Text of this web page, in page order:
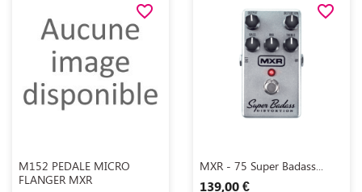
Aperçu rapide
M152 PEDALE MICRO
FLANGER MXR
favorite_border
Aperçu rapide
MXR - 75 Super Badass...
139,00 €
favorite_border